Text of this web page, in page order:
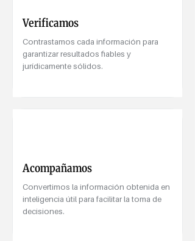
Verificamos
Contrastamos cada información para
garantizar resultados fiables y
jurídicamente sólidos.
Acompañamos
Convertimos la información obtenida en
inteligencia útil para facilitar la toma de
decisiones.